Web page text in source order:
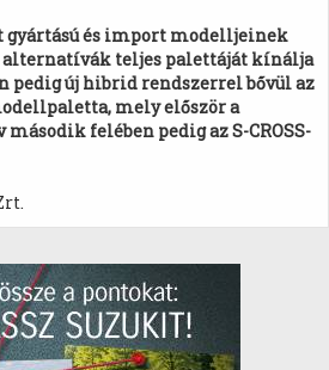
gyártású és import modelljeinek
alternatívák teljes palettáját kínálja
pedig új hibrid rendszerrel bővül az
mely először a
második felében pedig az S-CROSS-